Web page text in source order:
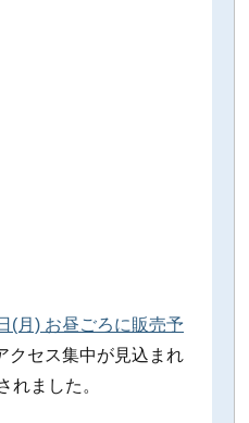
(月) お昼ごろに販売予
クセス集中が見込まれ
れました。